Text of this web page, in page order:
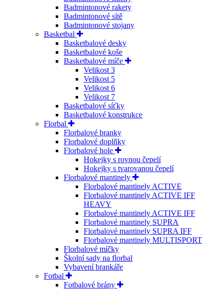
Badmintonové rakety
Badmintonové sítě
Badmintonové stojany
Basketbal
Basketbalové desky
Basketbalové koše
Basketbalové míče
Velikost 3
Velikost 5
Velikost 6
Velikost 7
Basketbalové síťky
Basketbalové konstrukce
Florbal
Florbalové branky
Florbalové doplňky
Florbalové hole
Hokejky s rovnou čepelí
Hokejky s tvarovanou čepelí
Florbalové mantinely
Florbalové mantinely ACTIVE
Florbalové mantinely ACTIVE IFF
HEAVY
Florbalové mantinely ACTIVE IFF
Florbalové mantinely SUPRA
Florbalové mantinely SUPRA IFF
Florbalové mantinely MULTISPORT
Florbalové míčky
Školní sady na florbal
Vybavení brankáře
Fotbal
Fotbalové brány